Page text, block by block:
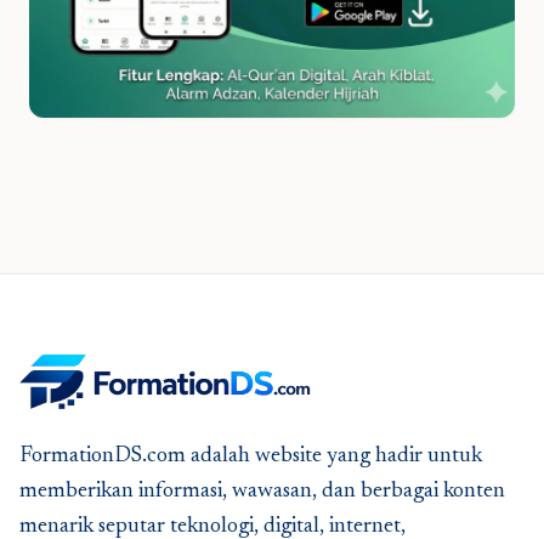
FormationDS.com adalah website yang hadir untuk
memberikan informasi, wawasan, dan berbagai konten
menarik seputar teknologi, digital, internet,